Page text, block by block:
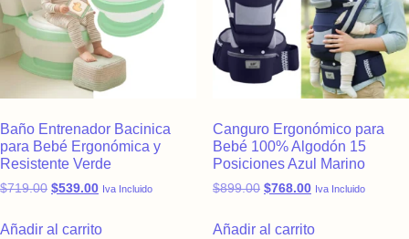
Baño Entrenador Bacinica
para Bebé Ergonómica y
Resistente Verde
$719.00 Original price was: $719.00.
$539.00Current price is: $539.00.
Iva Incluido
Añadir al carrito
Canguro Ergonómico para
Bebé 100% Algodón 15
Posiciones Azul Marino
$899.00 Original price was:
$768.00Current price is:
Iva Incluido
Añadir al carrito